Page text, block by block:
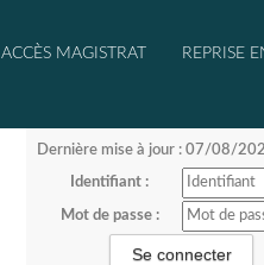
ACCÈS MAGISTRAT REPRISE
Dernière mise à jour : 07/08/
Identifiant :
Mot de passe :